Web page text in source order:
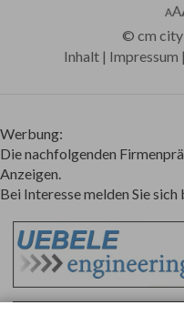
© cm
Inhalt | Impressum |
Werbung:
Die nachfolgenden
Anzeigen.
Bei Interesse melden Sie